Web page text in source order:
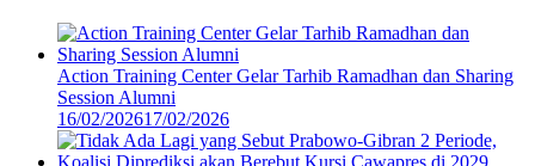
Action Training Center Gelar Tarhib Ramadhan dan Sharing
Session Alumni
16/02/202617/02/2026